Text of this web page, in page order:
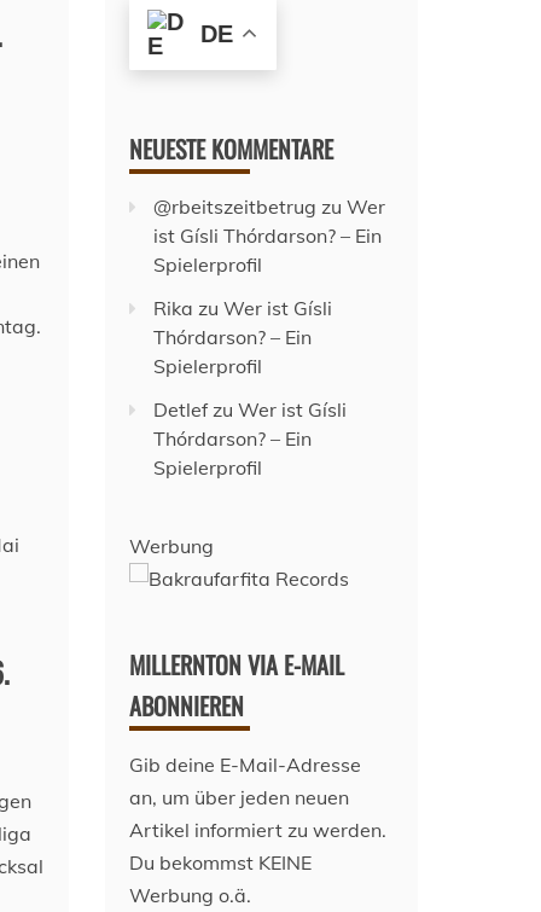
DE
NEUESTE KOMMENTARE
@rbeitszeitbetrug zuWer
ist Gísli Thórdarson? – Ein
Spielerprofil
Rika zuWer ist Gísli
Thórdarson? – Ein
Spielerprofil
DetlefzuWer ist Gísli
Thórdarson? – Ein
Spielerprofil
Werbung
MILLERNTON VIA E-MAIL
ABONNIEREN
Gib deine E-Mail-Adresse
an, um über jeden neuen
Artikel informiert zu werden.
Du bekommst KEINE
Werbung o.ä.